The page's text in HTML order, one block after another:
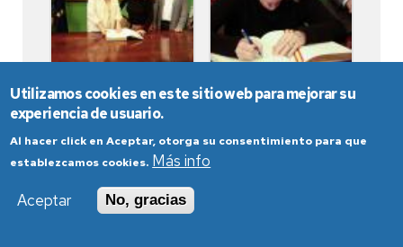
Utilizamos cookies en este sitio web para mejorar su
experiencia de usuario.
Al hacer click en Aceptar, otorga su consentimiento para que
establezcamos cookies. Más info
Aceptar
No, gracias